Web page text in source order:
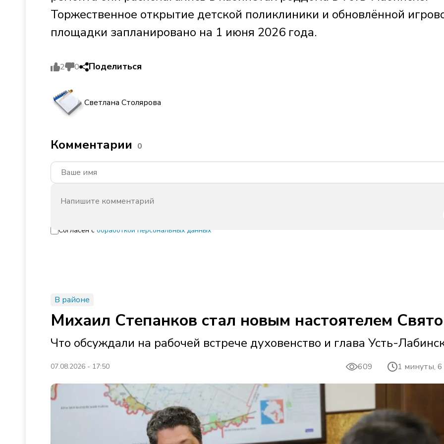
Торжественное открытие детской поликлиники и обновлённой
площадки запланировано на 1 июня 2026 года.
2 0 Поделиться
Светлана Столярова
Комментарии 0
Согласен с обработкой персональных данных
В районе
Михаил Степанков стал новым настоятелем
Что обсуждали на рабочей встрече духовенство и глава Усть-
07.08.2026 - 17:50 609 1 минуты, 6